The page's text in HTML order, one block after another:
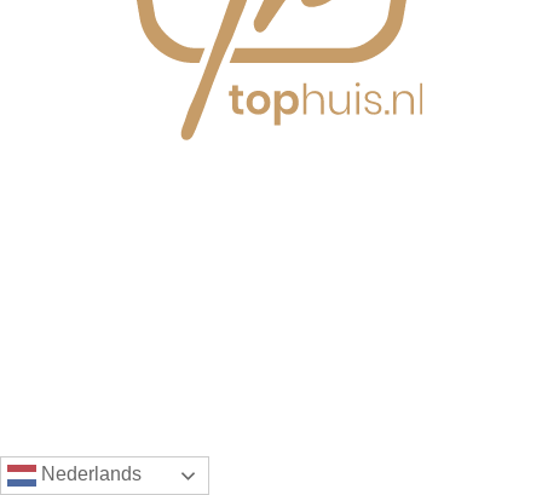
Nederlands